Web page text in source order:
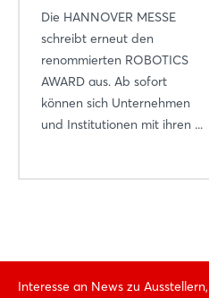
Die HANNOVER MESSE
schreibt erneut den
renommierten ROBOTICS
AWARD aus. Ab sofort
können sich Unternehmen
und Institutionen mit ihren ...
Interesse an News zu